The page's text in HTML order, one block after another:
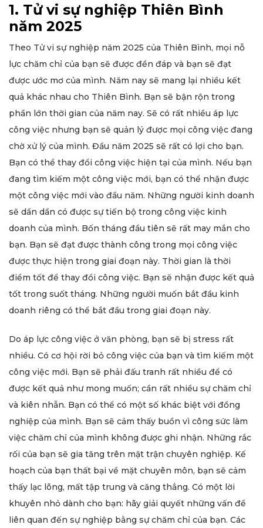
1. Tử vi sự nghiệp Thiên Bình
năm 2025
Theo Tử vi sự nghiệp năm 2025 của Thiên Bình, mọi nỗ
lực chăm chỉ của bạn sẽ được đền đáp và bạn sẽ đạt
được ước mơ của mình. Năm nay sẽ mang lại nhiều kết
quả khác nhau cho Thiên Bình. Bạn sẽ bận rộn trong
phần lớn thời gian của năm nay. Sẽ có rất nhiều áp lực
công việc nhưng bạn sẽ quản lý được mọi công việc đang
chờ xử lý của mình. Đầu năm 2025 sẽ rất có lợi cho bạn.
Bạn có thể thay đổi công việc hiện tại của mình. Nếu bạn
đang tìm kiếm một công việc mới, bạn có thể nhận được
một công việc mới vào đầu năm. Những người kinh doanh
sẽ dần dần có được sự tiến bộ trong công việc kinh
doanh của mình. Bốn tháng đầu tiên sẽ rất may mắn cho
bạn. Bạn sẽ đạt được thành công trong mọi công việc
được thực hiện trong giai đoạn này. Thời gian là thời
điểm tốt để thay đổi công việc. Bạn sẽ nhận được kết quả
tốt trong suốt tháng. Những người muốn bắt đầu kinh
doanh riêng có thể bắt đầu trong giai đoạn này.
Do áp lực công việc ở văn phòng, bạn sẽ bị stress rất
nhiều. Có cơ hội rời bỏ công việc của bạn và tìm kiếm một
công việc mới. Bạn sẽ phải đấu tranh rất nhiều để có
được kết quả như mong muốn; cần rất nhiều sự chăm chỉ
và kiên nhẫn. Bạn có thể có một số khác biệt với đồng
nghiệp của mình. Bạn sẽ cảm thấy buồn vì công sức làm
việc chăm chỉ của mình không được ghi nhận. Những rắc
rối của bạn sẽ gia tăng trên mặt trận chuyên nghiệp. Kế
hoạch của bạn thất bại về mặt chuyên môn, bạn sẽ cảm
thấy lạc lõng, mất tập trung và căng thẳng. Có một lời
khuyên nhỏ dành cho bạn: hãy giải quyết những vấn đề
liên quan đến sự nghiệp bằng sự chăm chỉ của bạn. Các